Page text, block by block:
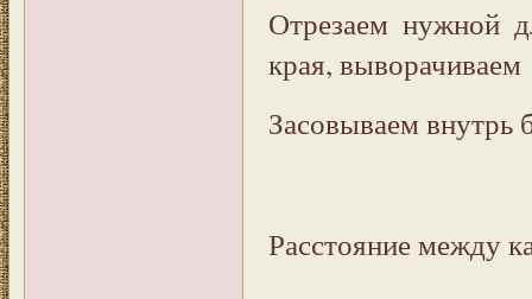
Отрезаем нужной
края, выворачиваем
Засовываем внутрь
Расстояние между